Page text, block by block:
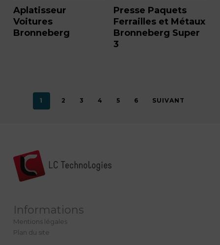
Aplatisseur
Voitures
Bronneberg
Presse Paquets
Ferrailles et Métaux
Bronneberg Super
3
1 2 3 4 5 6 SUIVANT
Informations
Mentions légales
Plan du site